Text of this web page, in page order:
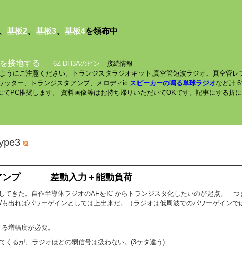
基板2、 基板3、 基板4を領布中
接地する 6Z-DH3Aのピン 接続情報
にご注意ください。トランジスタラジオキット,真空管短波ラジオ、真空管レ
ッター、トランジスタアンプ、メロディic スピーカーの鳴る単球ラジオなど計
PC推奨します。 資料画像等はお持ち帰りいただいてOKです。記事にする折に
アンプ 差動入力＋能動負荷
てきた。自作半導体ラジオのAFをIC からトランジスタ化したいのが起点。
出ればパワーゲインとしては上出来だ。（ラジオは低周波でのパワーゲインで
増幅度が必要。
くるが、ラジオほどの弱信号は扱わない。(3ケタ違う)